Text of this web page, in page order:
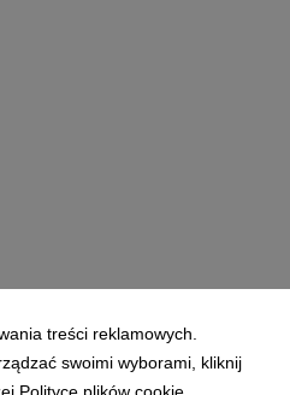
treści reklamowych.
swoimi wyborami, kliknij